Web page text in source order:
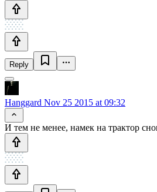
Reply
Hanggard Nov 25 2015 at 09:32
И тем не менее, намек на трактор